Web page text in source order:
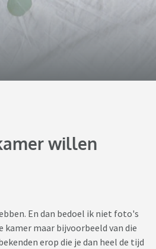
willen
En dan bedoel ik niet foto's
maar bijvoorbeeld van die
erop die je dan heel de tijd